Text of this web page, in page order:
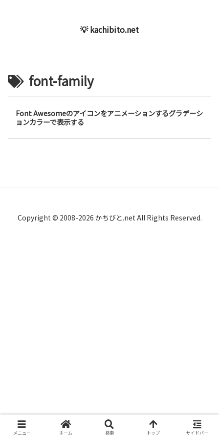
💡 kachibito.net
font-family
Font Awesomeのアイコンをアニメーションするグラデーシ
ョンカラーで表示する
Copyright © 2008-2026 かちびと.net All Rights Reserved.
メニュー ホーム 検索 トップ サイドバー